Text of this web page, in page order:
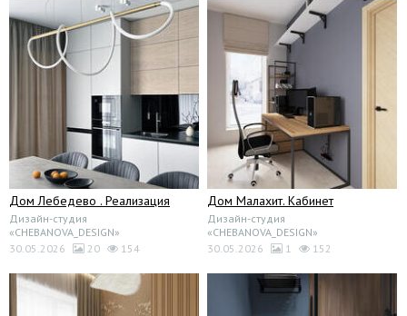
Дом Лебедево . Реализация
Дизайн-студия
«CHEBANOVA_DESIGN»
30.05.2026
20 154
Дом Малахит. Кабинет
Дизайн-студия
«CHEBANOVA_DESIGN»
30.05.2026
1 152